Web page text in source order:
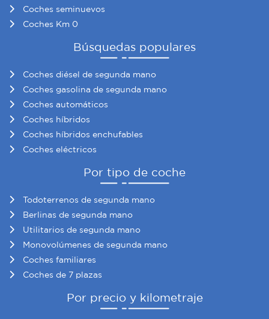
Coches seminuevos
Coches Km 0
Búsquedas populares
Coches diésel de segunda mano
Coches gasolina de segunda mano
Coches automáticos
Coches híbridos
Coches híbridos enchufables
Coches eléctricos
Por tipo de coche
Todoterrenos de segunda mano
Berlinas de segunda mano
Utilitarios de segunda mano
Monovolúmenes de segunda mano
Coches familiares
Coches de 7 plazas
Por precio y kilometraje